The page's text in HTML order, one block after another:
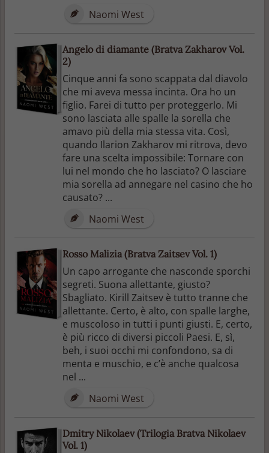
Naomi West
Angelo di diamante (Bratva Zakharov Vol.
2)
Cinque anni fa sono scappata dal diavolo
che mi aveva messa incinta. Ora ho un
figlio. Farei di tutto per proteggerlo. Mi
sono lasciata alle spalle la sorella che
amavo più della mia stessa vita. Così,
quando Ilarion Zakharov mi ritrova, devo
fare una scelta impossibile: Tornare con
lui nel mondo che ho lasciato? O lasciare
mia sorella ad annegare nel casino che ho
causato? ...
Naomi West
Rosso Malizia (Bratva Zaitsev Vol. 1)
Un capo arrogante che nasconde sporchi
segreti. Suona allettante, giusto?
Sbagliato. Kirill Zaitsev è tutto tranne che
allettante. Certo, è alto, con spalle larghe,
e muscoloso in tutti i punti giusti. E, certo,
è più ricco di diversi piccoli Paesi. E, sì,
beh, i suoi occhi mi confondono, sa di
menta e muschio, e c’è anche qualcosa
nel ...
Naomi West
Dmitry Nikolaev (Trilogia Bratva Nikolaev
Vol. 1)